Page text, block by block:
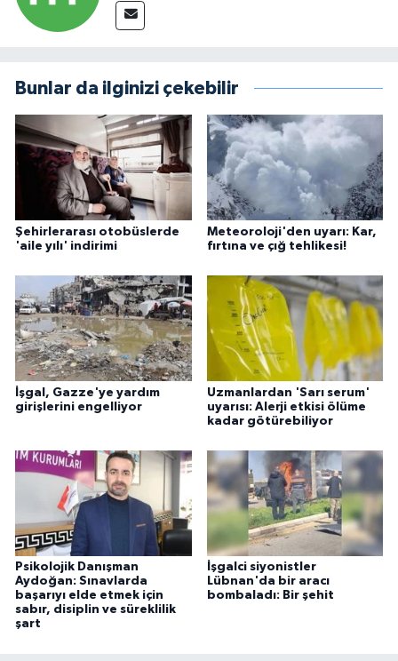
Bunlar da ilginizi çekebilir
Şehirlerarası otobüslerde
'aile yılı' indirimi
Meteoroloji'den uyarı: Kar,
fırtına ve çığ tehlikesi!
İşgal, Gazze'ye yardım
girişlerini engelliyor
Uzmanlardan 'Sarı serum'
uyarısı: Alerji etkisi ölüme
kadar götürebiliyor
Psikolojik Danışman
Aydoğan: Sınavlarda
başarıyı elde etmek için
sabır, disiplin ve süreklilik
şart
İşgalci siyonistler
Lübnan'da bir aracı
bombaladı: Bir şehit